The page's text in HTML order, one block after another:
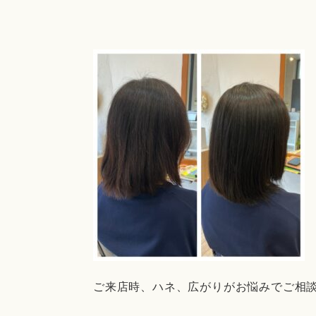
ご来店時、ハネ、広がりがお悩みでご相